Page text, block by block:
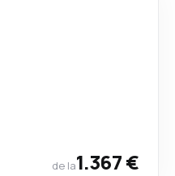
de la1.367 €